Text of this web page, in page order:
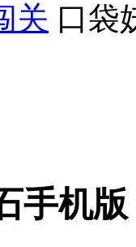
关 口袋
手机版